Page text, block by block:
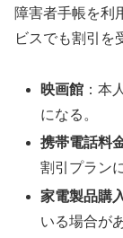
障害者手帳を利
ビスでも割引を
映画館 ：本
になる。
携帯電話料
割引プラン
家電製品購
いる場合が